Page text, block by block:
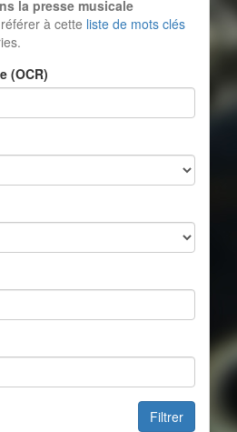
la presse musicale
à cette liste de mots clés
(OCR)
Filtrer